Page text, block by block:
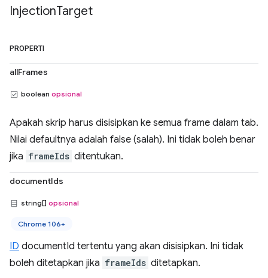
InjectionTarget
PROPERTI
allFrames
boolean opsional
Apakah skrip harus disisipkan ke semua frame dalam tab.
Nilai defaultnya adalah false (salah). Ini tidak boleh benar
jika frameIds ditentukan.
documentIds
string[] opsional
Chrome 106+
ID documentId tertentu yang akan disisipkan. Ini tidak
boleh ditetapkan jika frameIds ditetapkan.